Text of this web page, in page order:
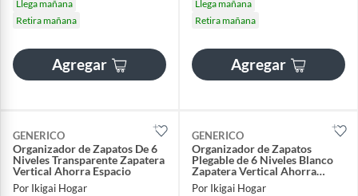
Llega mañana
Retira mañana
Agregar
Llega mañana
Retira mañana
Agregar
GENERICO
Organizador de Zapatos De 6
Niveles Transparente Zapatera
Vertical Ahorra Espacio
Por Ikigai Hogar
GENERICO
Organizador de Zapatos
Plegable de 6 Niveles Blanco
Zapatera Vertical Ahorra
Espacio
Por Ikigai Hogar